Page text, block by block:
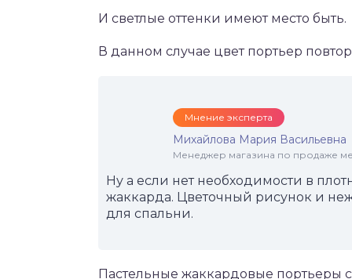
И светлые оттенки имеют место быть.
В данном случае цвет портьер
Мнение эксперта
Михайлова Мария Васильевна
Менеджер магазина по продаже
Ну а если нет необходимости в
жаккарда. Цветочный рисунок и
для спальни.
Пастельные жаккардовые портьеры